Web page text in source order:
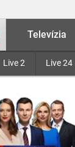
Televízia
Live 2 Live 24